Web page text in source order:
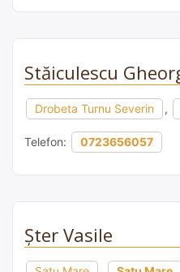
Stăiculescu
Drobeta Turnu Severin ,
Telefon: 0723656057
Şter Vasile